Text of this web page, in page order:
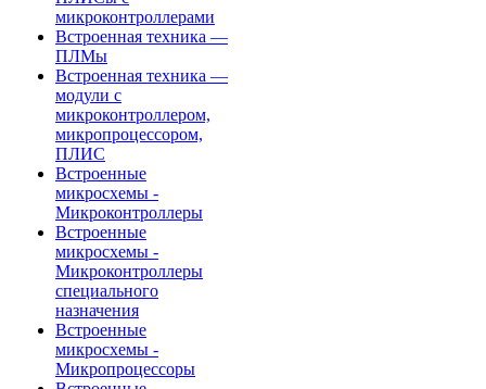
микроконтроллерами
Встроенная техника —
ПЛМы
Встроенная техника —
модули с
микроконтроллером,
микропроцессором,
ПЛИС
Встроенные
микросхемы -
Микроконтроллеры
Встроенные
микросхемы -
Микроконтроллеры
специального
назначения
Встроенные
микросхемы -
Микропроцессоры